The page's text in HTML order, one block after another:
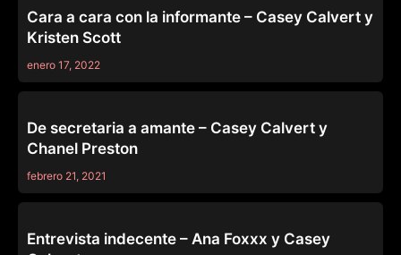
Cara a cara con la informante – Casey Calvert y
Kristen Scott
enero 17, 2022
De secretaria a amante – Casey Calvert y
Chanel Preston
febrero 21, 2021
Entrevista indecente – Ana Foxxx y Casey